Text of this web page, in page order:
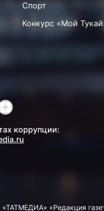
Спорт
Конкурс «Мой
коррупции:
«Редакция